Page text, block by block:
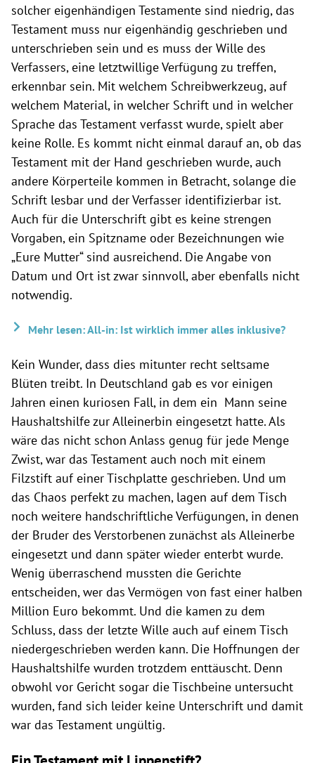
solcher eigenhändigen Testamente sind niedrig, das
Testament muss nur eigenhändig geschrieben und
unterschrieben sein und es muss der Wille des
Verfassers, eine letztwillige Verfügung zu treffen,
erkennbar sein. Mit welchem Schreibwerkzeug, auf
welchem Material, in welcher Schrift und in welcher
Sprache das Testament verfasst wurde, spielt aber
keine Rolle. Es kommt nicht einmal darauf an, ob das
Testament mit der Hand geschrieben wurde, auch
andere Körperteile kommen in Betracht, solange die
Schrift lesbar und der Verfasser identifizierbar ist.
Auch für die Unterschrift gibt es keine strengen
Vorgaben, ein Spitzname oder Bezeichnungen wie
„Eure Mutter“ sind ausreichend. Die Angabe von
Datum und Ort ist zwar sinnvoll, aber ebenfalls nicht
notwendig.
Mehr lesen: All-in: Ist wirklich immer alles inklusive?
Kein Wunder, dass dies mitunter recht seltsame
Blüten treibt. In Deutschland gab es vor einigen
Jahren einen kuriosen Fall, in dem ein Mann seine
Haushaltshilfe zur Alleinerbin eingesetzt hatte. Als
wäre das nicht schon Anlass genug für jede Menge
Zwist, war das Testament auch noch mit einem
Filzstift auf einer Tischplatte geschrieben. Und um
das Chaos perfekt zu machen, lagen auf dem Tisch
noch weitere handschriftliche Verfügungen, in denen
der Bruder des Verstorbenen zunächst als Alleinerbe
eingesetzt und dann später wieder enterbt wurde.
Wenig überraschend mussten die Gerichte
entscheiden, wer das Vermögen von fast einer halben
Million Euro bekommt. Und die kamen zu dem
Schluss, dass der letzte Wille auch auf einem Tisch
niedergeschrieben werden kann. Die Hoffnungen der
Haushaltshilfe wurden trotzdem enttäuscht. Denn
obwohl vor Gericht sogar die Tischbeine untersucht
wurden, fand sich leider keine Unterschrift und damit
war das Testament ungültig.